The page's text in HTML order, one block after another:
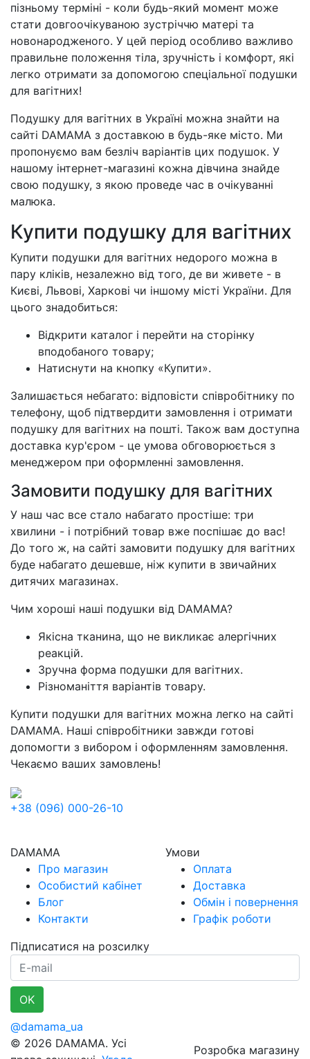
пізньому терміні - коли будь-який момент може
стати довгоочікуваною зустріччю матері та
новонародженого. У цей період особливо важливо
правильне положення тіла, зручність і комфорт, які
легко отримати за допомогою спеціальної подушки
для вагітних!
Подушку для вагітних в Україні можна знайти на
сайті DAMAMA з доставкою в будь-яке місто. Ми
пропонуємо вам безліч варіантів цих подушок. У
нашому інтернет-магазині кожна дівчина знайде
свою подушку, з якою проведе час в очікуванні
малюка.
Купити подушку для вагітних
Купити подушки для вагітних недорого можна в
пару кліків, незалежно від того, де ви живете - в
Києві, Львові, Харкові чи іншому місті України. Для
цього знадобиться:
Відкрити каталог і перейти на сторінку
вподобаного товару;
Натиснути на кнопку «Купити».
Залишається небагато: відповісти співробітнику по
телефону, щоб підтвердити замовлення і отримати
подушку для вагітних на пошті. Також вам доступна
доставка кур'єром - це умова обговорюється з
менеджером при оформленні замовлення.
Замовити подушку для вагітних
У наш час все стало набагато простіше: три
хвилини - і потрібний товар вже поспішає до вас!
До того ж, на сайті замовити подушку для вагітних
буде набагато дешевше, ніж купити в звичайних
дитячих магазинах.
Чим хороші наші подушки від DAMAMA?
Якісна тканина, що не викликає алергічних
реакцій.
Зручна форма подушки для вагітних.
Різноманіття варіантів товару.
Купити подушки для вагітних можна легко на сайті
DAMAMA. Наші співробітники завжди готові
допомогти з вибором і оформленням замовлення.
Чекаємо ваших замовлень!
+38 (096) 000-26-10
DAMAMA
Про магазин
Особистий кабінет
Блог
Контакти
Умови
Оплата
Доставка
Обмін і повернення
Графік роботи
Підписатися на розсилку
E-mail
OK
@damama_ua
© 2026 DAMAMA. Усі
Розробка магазину